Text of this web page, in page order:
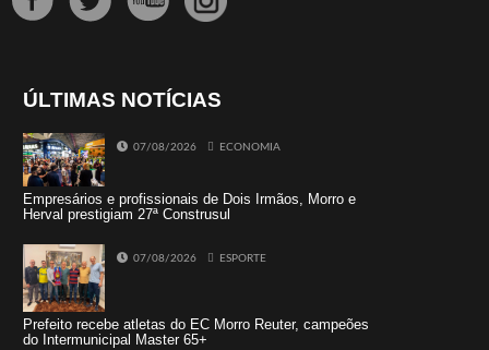
ÚLTIMAS NOTÍCIAS
07/08/2026 ECONOMIA
Empresários e profissionais de Dois Irmãos, Morro e
Herval prestigiam 27ª Construsul
07/08/2026 ESPORTE
Prefeito recebe atletas do EC Morro Reuter, campeões
do Intermunicipal Master 65+